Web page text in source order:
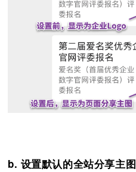
b. 设置默认的全站分享主图